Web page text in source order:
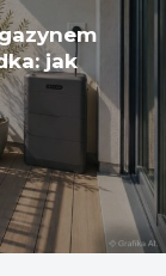
jak